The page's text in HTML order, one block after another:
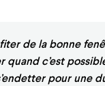
de la bonne
quand c’est
pour une